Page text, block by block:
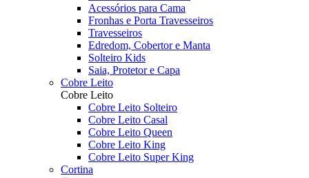
Acessórios para Cama
Fronhas e Porta Travesseiros
Travesseiros
Edredom, Cobertor e Manta
Solteiro Kids
Saia, Protetor e Capa
Cobre Leito
Cobre Leito
Cobre Leito Solteiro
Cobre Leito Casal
Cobre Leito Queen
Cobre Leito King
Cobre Leito Super King
Cortina